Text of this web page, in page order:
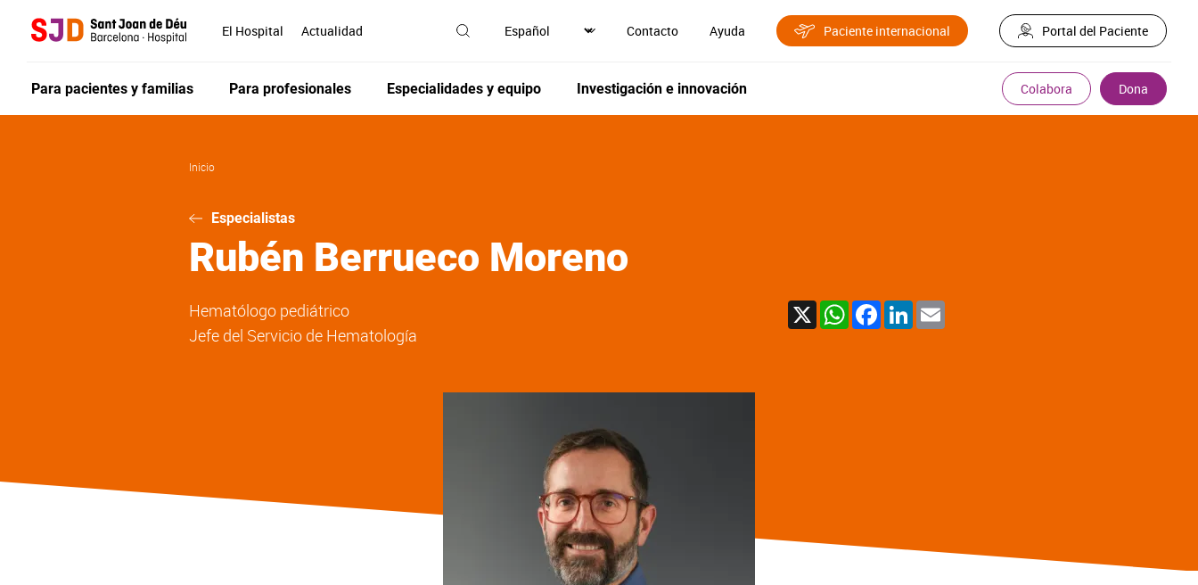
El Hospital Actualidad Contacto Ayuda Paciente internacional Portal del Paciente
Para pacientes y familias Para profesionales Especialidades y equipo Investigación e innovación Colabora Dona
Inicio
Especialistas
Rubén Berrueco Moreno
Hematólogo pediátrico
Jefe del Servicio de Hematología
X WhatsAppFacebook
LinkedIn